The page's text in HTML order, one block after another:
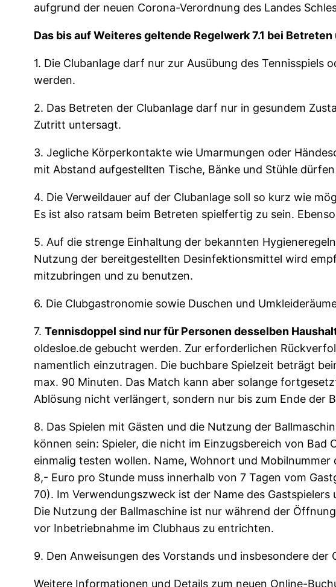
aufgrund der neuen Corona-Verordnung des Landes
Das bis auf Weiteres geltende Regelwerk 7.1 bei
1. Die Clubanlage darf nur zur Ausübung des
werden.
2. Das Betreten der Clubanlage darf nur in gesundem
Zutritt untersagt.
3. Jegliche Körperkontakte wie Umarmungen oder
mit Abstand aufgestellten Tische, Bänke und Stühle
4. Die Verweildauer auf der Clubanlage soll so kurz wie
Es ist also ratsam beim Betreten spielfertig zu sein.
5. Auf die strenge Einhaltung der bekannten
Nutzung der bereitgestellten Desinfektionsmittel wird
mitzubringen und zu benutzen.
6. Die Clubgastronomie sowie Duschen und
7. Tennisdoppel sind nur für Personen desselben
oldesloe.de gebucht werden. Zur erforderlichen
namentlich einzutragen. Die buchbare Spielzeit beträgt
max. 90 Minuten. Das Match kann aber solange
Ablösung nicht verlängert, sondern nur bis zum Ende der
8. Das Spielen mit Gästen und die Nutzung der
können sein: Spieler, die nicht im Einzugsbereich von
einmalig testen wollen. Name, Wohnort und
8,- Euro pro Stunde muss innerhalb von 7 Tagen vom
70). Im Verwendungszweck ist der Name des Gastspielers
Die Nutzung der Ballmaschine ist nur während der
vor Inbetriebnahme im Clubhaus zu entrichten.
9. Den Anweisungen des Vorstands und insbesondere
Weitere Informationen und Details zum neuen Online-